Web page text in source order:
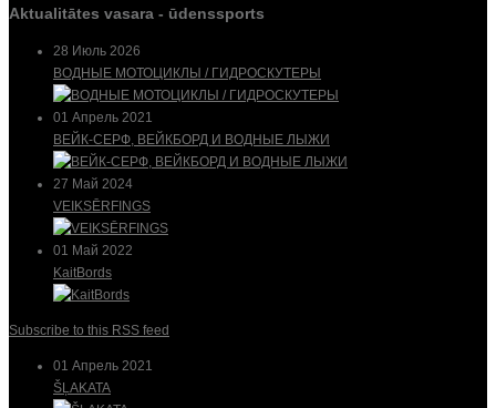
Aktualitātes vasara - ūdenssports
28 Июль 2026
ВОДНЫЕ МОТОЦИКЛЫ / ГИДРОСКУТЕРЫ
01 Апрель 2021
ВЕЙК-СЕРФ, ВЕЙКБОРД И ВОДНЫЕ ЛЫЖИ
27 Май 2024
VEIKSĒRFINGS
01 Май 2022
KaitBords
Subscribe to this RSS feed
01 Апрель 2021
ŠĻAKATA